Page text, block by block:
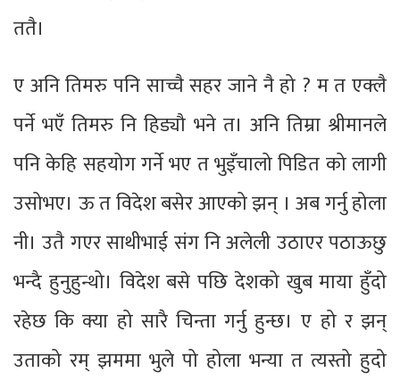
ततै।
ए अनि तिमरु पनि साच्चै सहर जाने नै हो ? म त एक्लै
पर्ने भएँ तिमरु नि हिड्यौ भने त। अनि तिम्रा श्रीमानले
पनि केहि सहयोग गर्ने भए त भुइँचालो पिडित को लागी
उसोभए। ऊ त विदेश बसेर आएको झन् । अब गर्नु होला
नी। उतै गएर साथीभाई संग नि अलेली उठाएर पठाऊछु
भन्दै हुनुहुन्थो। विदेश बसे पछि देशको खुब माया हुँदो
रहेछ कि क्या हो सारै चिन्ता गर्नु हुन्छ। ए हो र झन्
उताको रम् झममा भुले पो होला भन्या त त्यस्तो हुदो